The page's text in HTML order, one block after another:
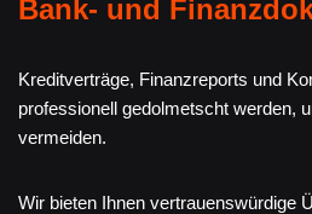
Bank- und
Kreditverträge, Finanzreports und
professionell gedolmetscht werden,
vermeiden.
Wir bieten Ihnen vertrauenswürdige